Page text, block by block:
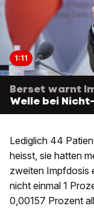
1:11
Berset warnt
Welle bei
Lediglich 44
heisst, sie hatten
zweiten Impfdosis
nicht einmal 1
0,00157 Prozent